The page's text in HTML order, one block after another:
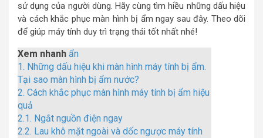
sử dụng của người dùng. Hãy cùng tìm hiều những dấu hiệu
và cách khắc phục màn hình bị ẩm ngay sau đây. Theo dõi
để giúp máy tính duy trì trạng thái tốt nhất nhé!
Xem nhanh ẩn
1. Những dấu hiệu khi màn hình máy tính bị ẩm.
Tại sao màn hình bị ẩm nước?
2. Cách khắc phục màn hình máy tính bị ẩm hiệu
quả
2.1. Ngắt nguồn điện ngay
2.2. Lau khô mặt ngoài và dốc ngược máy tính